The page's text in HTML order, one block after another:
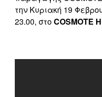
την Κυριακή 19
23.00, στοCOSMOTE